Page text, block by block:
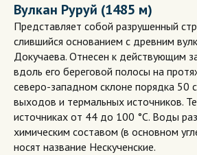
Вулкан Руруй (1485 м)
Представляет собой разрушенный
слившийся основанием с древним
Докучаева. Отнесен к действующим
вдоль его береговой полосы на
северо-западном склоне порядка 50
выходов и термальных источников.
источниках от 44 до 100 °С. Воды
химическим составом (в основном
носят название Нескученские.